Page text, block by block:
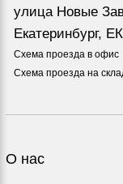
улица Новые
Екатеринбург,
Схема проезда в офис
Схема проезда на
О нас